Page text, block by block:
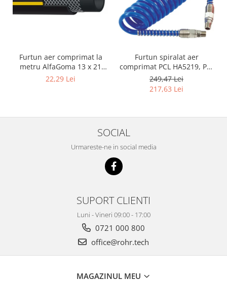
Furtun aer comprimat la
metru AlfaGoma 13 x 21
mm, 20 bar, rezistent la
22,29 Lei
Furtun spiralat aer
comprimat PCL HA5219, PU,
8 x 12 mm, 10 m, filet 1/4"
BSP
249,47 Lei
217,63 Lei
SOCIAL
Urmareste-ne in social media
SUPORT CLIENTI
Luni - Vineri 09:00 - 17:00
0721 000 800
office@rohr.tech
MAGAZINUL MEU